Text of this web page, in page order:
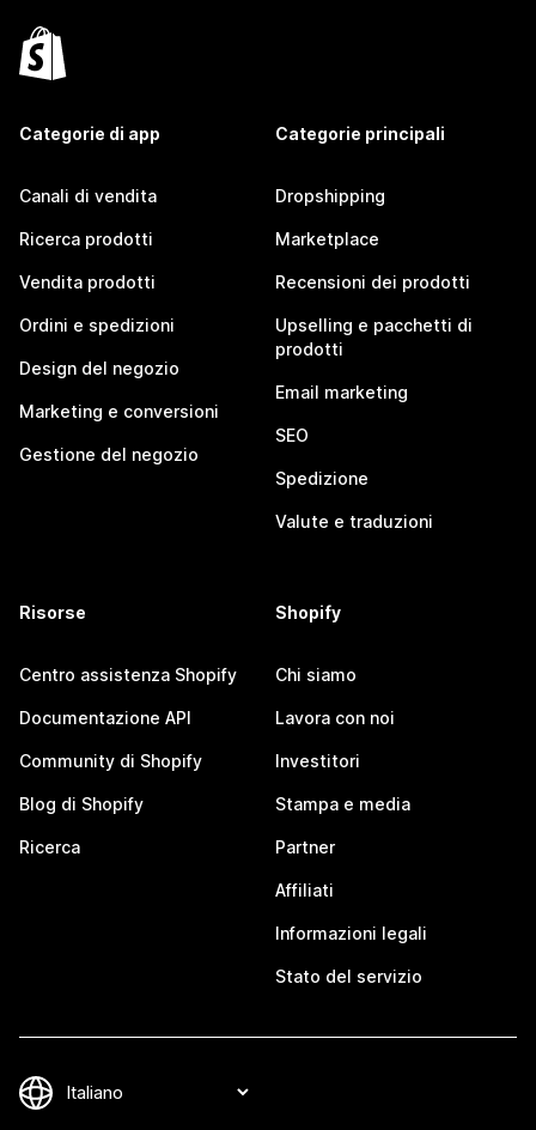
Categorie di app
Canali di vendita
Ricerca prodotti
Vendita prodotti
Ordini e spedizioni
Design del negozio
Marketing e conversioni
Gestione del negozio
Categorie principali
Dropshipping
Marketplace
Recensioni dei prodotti
Upselling e pacchetti di
prodotti
Email marketing
SEO
Spedizione
Valute e traduzioni
Risorse
Centro assistenza Shopify
Documentazione API
Community di Shopify
Blog di Shopify
Ricerca
Shopify
Chi siamo
Lavora con noi
Investitori
Stampa e media
Partner
Affiliati
Informazioni legali
Stato del servizio